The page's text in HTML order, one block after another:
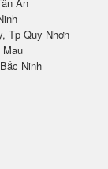
An
Tp Quy Nhơn
Mau
Ninh